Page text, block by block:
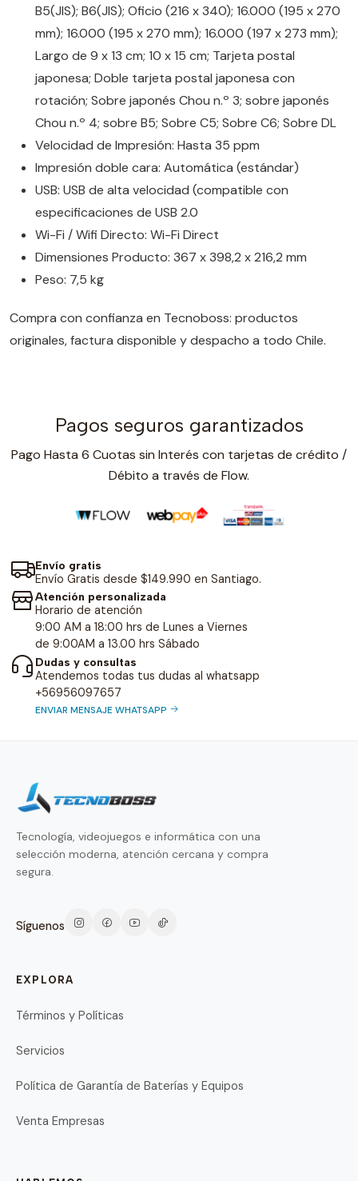
B5(JIS); B6(JIS); Oficio (216 x 340); 16.000 (195 x 270
mm); 16.000 (195 x 270 mm); 16.000 (197 x 273 mm);
Largo de 9 x 13 cm; 10 x 15 cm; Tarjeta postal
japonesa; Doble tarjeta postal japonesa con
rotación; Sobre japonés Chou n.º 3; sobre japonés
Chou n.º 4; sobre B5; Sobre C5; Sobre C6; Sobre DL
Velocidad de Impresión: Hasta 35 ppm
Impresión doble cara: Automática (estándar)
USB: USB de alta velocidad (compatible con
especificaciones de USB 2.0
Wi-Fi / Wifi Directo: Wi-Fi Direct
Dimensiones Producto: 367 x 398,2 x 216,2 mm
Peso: 7,5 kg
Compra con confianza en Tecnoboss: productos
originales, factura disponible y despacho a todo Chile.
Pagos seguros garantizados
Pago Hasta 6 Cuotas sin Interés con tarjetas de crédito /
Débito a través de Flow.
Envío gratis
Envío Gratis desde $149.990 en Santiago.
Atención personalizada
Horario de atención
9:00 AM a 18:00 hrs de Lunes a Viernes
de 9:00AM a 13.00 hrs Sábado
Dudas y consultas
Atendemos todas tus dudas al whatsapp
+56956097657
ENVIAR MENSAJE WHATSAPP
Tecnología, videojuegos e informática con una
selección moderna, atención cercana y compra
segura.
Síguenos
EXPLORA
Términos y Políticas
Servicios
Política de Garantía de Baterías y Equipos
Venta Empresas